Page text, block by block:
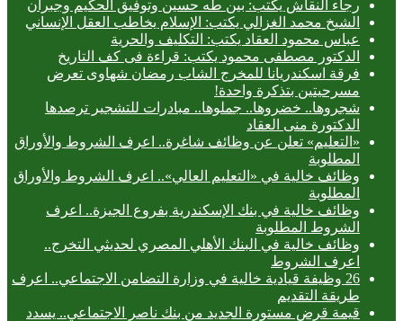
رجاء النقاش يكتب: بين طه حسين وتوفيق الحكيم وجبران
الشيخ محمد الغزالي يكتب: الإسلام يخاطب العقل الإنساني
عباس محمود العقاد يكتب: التكليف والحرية
الدكتور مصطفى محمود يكتب: قراءة فى كف التاريخ
فرقة اسكندريانا للمخرج الشاب رمضان شهاوى تعرض
مسرحيتين بتذكرة واحدة!
شجروها.. خضروها.. جملوها.. مبادرات للتشجير ترصدها
الدكتورة منى العقاد
«التعليم» تعلن عن وظائف شاغرة.. اعرف الشروط والأوراق
المطلوبة
وظائف خالية في «التعليم العالي».. اعرف الشروط والأوراق
المطلوبة
وظائف خالية في بنك الإسكندرية بفروع الجيزة.. اعرف
الشروط المطلوبة
وظائف خالية في البنك الأهلي المصري لحديثي التخرج..
اعرف الشروط
26 وظيفة قيادية خالية في وزارة التضامن الاجتماعي.. اعرف
طريقة التقديم
قيمة قرض مستورة الجديد من بنك ناصر الاجتماعي.. يسدد